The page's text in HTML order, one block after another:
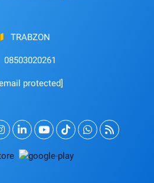
TRABZON
08503020261
protected]